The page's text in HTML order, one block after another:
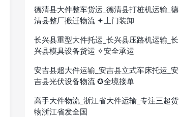
德清县大件整车货运_德清县打桩机运输_德
清县整厂搬迁物流 ✦上门装卸
长兴县重型大件托运_长兴县压路机运输_长
兴县模具设备货运 ✧安全承运
安吉县超大件运输_安吉县立式车床托运_安
吉县光伏设备物流 ✪全境接单
高手大件物流_浙江省大件运输_专注三超货
物浙江省发全国